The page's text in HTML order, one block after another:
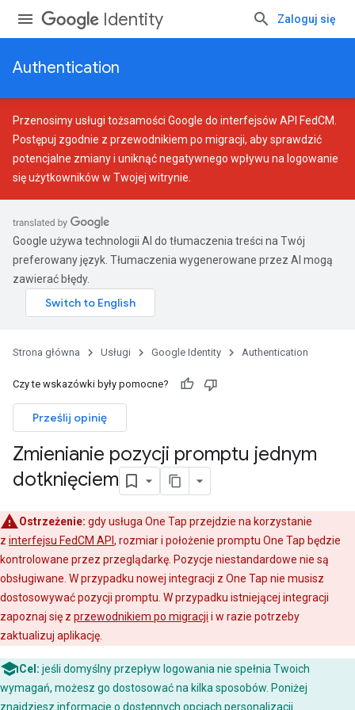
Identity Zaloguj się
Authentication
Przenosimy usługi tożsamości Google do interfejsów API FedCM.
Postępuj zgodnie z przewodnikiem po migracji, aby sprawdzić
potencjalne zmiany i uniknąć negatywnego wpływu na logowanie
się użytkowników w Twojej witrynie.
Google używa technologii AI do tłumaczenia treści na Twój
preferowany język. Tłumaczenia wygenerowane przez AI mogą
zawierać błędy.
Strona główna Usługi Google Identity Authentication
Czy te wskazówki były pomocne?
Prześlij opinię
Zmienianie pozycji promptu jednym
dotknięciem
Ostrzeżenie: gdy usługa One Tap przejdzie na korzystanie
z interfejsu FedCM API , rozmiar i położenie promptu One Tap będzie
kontrolowane przez przeglądarkę. Pozycje niestandardowe nie są
obsługiwane. W przypadku nowej integracji z One Tap nie musisz
dostosowywać pozycji promptu. W przypadku istniejącej integracji
zapoznaj się z przewodnikiem po migracji i w razie potrzeby
zaktualizuj aplikację.
Cel: jeśli domyślny przepływ logowania nie spełnia Twoich
wymagań, możesz go dostosować na kilka sposobów. Poniżej
znajdziesz informacje o dostępnych opcjach personalizacji.